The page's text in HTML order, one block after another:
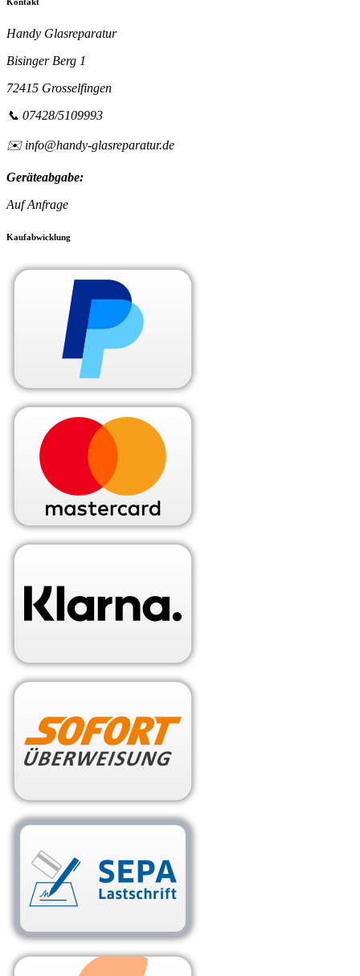
Handy Glasreparatur
Bisinger Berg 1
72415 Grosselfingen
📞 07428/5109993
✉️ info@handy-glasreparatur.de
Geräteabgabe:
Auf Anfrage
Kaufabwicklung